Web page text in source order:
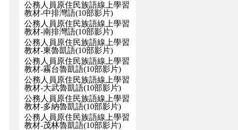
公務人員原住民族語線上學習
教材-中排灣語(10部影片)
公務人員原住民族語線上學習
教材-南排灣語(10部影片)
公務人員原住民族語線上學習
教材-東魯凱語(10部影片)
公務人員原住民族語線上學習
教材-霧台魯凱語(10部影片)
公務人員原住民族語線上學習
教材-大武魯凱語(10部影片)
公務人員原住民族語線上學習
教材-多納魯凱語(10部影片)
公務人員原住民族語線上學習
教材-茂林魯凱語(10部影片)